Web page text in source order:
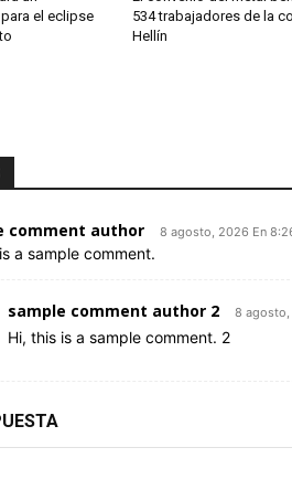
el eclipse
534 trabajadores de la
Hellín
comment author 8 agosto, 2026 En
a sample comment.
sample comment author 2 8
Hi, this is a sample comment. 2